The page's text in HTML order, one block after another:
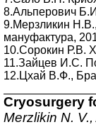
8.Альперович
9.Мерзликин
мануфактура,
10.Сорокин Р.В.
11.Зайцев И.С.
12.Цхай В.Ф.,
Cryosurgery
Merzlikin N.